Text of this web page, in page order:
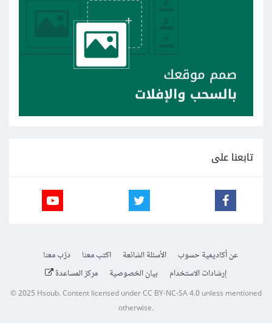
تابعنا على
عن أكاديمية حسوب الأسئلة الشائعة اكتب معنا
درّب معنا
إرشادات الاستخدام
بيان الخصوصية مركز المساعدة
© 2025Hsoub.Content licensed underCC BY-NC-SA 4.0unless mentioned
otherwise.